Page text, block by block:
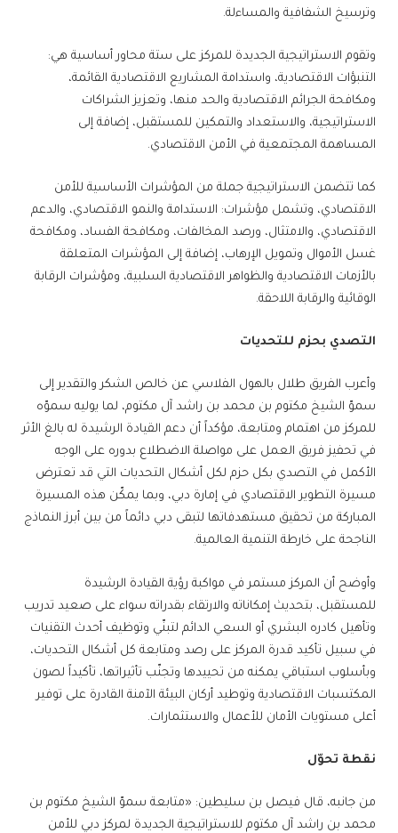
وترسيخ الشفافية والمساءلة.
وتقوم الاستراتيجية الجديدة للمركز على ستة محاور أساسية هي:
التنبؤات الاقتصادية، واستدامة المشاريع الاقتصادية القائمة،
ومكافحة الجرائم الاقتصادية والحد منها، وتعزيز الشراكات
الاستراتيجية، والاستعداد والتمكين للمستقبل، إضافة إلى
المساهمة المجتمعية في الأمن الاقتصادي.
كما تتضمن الاستراتيجية جملة من المؤشرات الأساسية للأمن
الاقتصادي، وتشمل مؤشرات: الاستدامة والنمو الاقتصادي، والدعم
الاقتصادي، والامتثال، ورصد المخالفات، ومكافحة الفساد، ومكافحة
غسل الأموال وتمويل الإرهاب، إضافة إلى المؤشرات المتعلقة
بالأزمات الاقتصادية والظواهر الاقتصادية السلبية، ومؤشرات الرقابة
الوقائية والرقابة اللاحقة.
التصدي بحزم للتحديات
وأعرب الفريق طلال بالهول الفلاسي عن خالص الشكر والتقدير إلى
سموّ الشيخ مكتوم بن محمد بن راشد آل مكتوم، لما يوليه سموّه
للمركز من اهتمام ومتابعة، مؤكداً أن دعم القيادة الرشيدة له بالغ الأثر
في تحفيز فريق العمل على مواصلة الاضطلاع بدوره على الوجه
الأكمل في التصدي بكل حزم لكل أشكال التحديات التي قد تعترض
مسيرة التطوير الاقتصادي في إمارة دبي، وبما يمكّن هذه المسيرة
المباركة من تحقيق مستهدفاتها لتبقى دبي دائماً من بين أبرز النماذج
الناجحة على خارطة التنمية العالمية.
وأوضح أن المركز مستمر في مواكبة رؤية القيادة الرشيدة
للمستقبل، بتحديث إمكاناته والارتقاء بقدراته سواء على صعيد تدريب
وتأهيل كادره البشري أو السعي الدائم لتبنّي وتوظيف أحدث التقنيات
في سبيل تأكيد قدرة المركز على رصد ومتابعة كل أشكال التحديات،
وبأسلوب استباقي يمكنه من تحييدها وتجنّب تأثيراتها، تأكيداً لصون
المكتسبات الاقتصادية وتوطيد أركان البيئة الآمنة القادرة على توفير
أعلى مستويات الأمان للأعمال والاستثمارات.
نقطة تحوّل
من جانبه، قال فيصل بن سليطين: «متابعة سموّ الشيخ مكتوم بن
محمد بن راشد آل مكتوم للاستراتيجية الجديدة لمركز دبي للأمن